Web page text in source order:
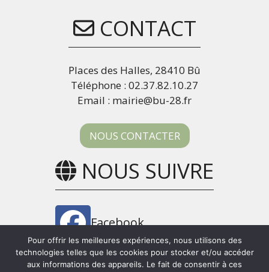
CONTACT
Places des Halles, 28410 Bû
Téléphone : 02.37.82.10.27
Email : mairie@bu-28.fr
NOUS CONTACTER
NOUS SUIVRE
Facebook
Panneau Pocket
Pour offrir les meilleures expériences, nous utilisons des
technologies telles que les cookies pour stocker et/ou accéder
aux informations des appareils. Le fait de consentir à ces